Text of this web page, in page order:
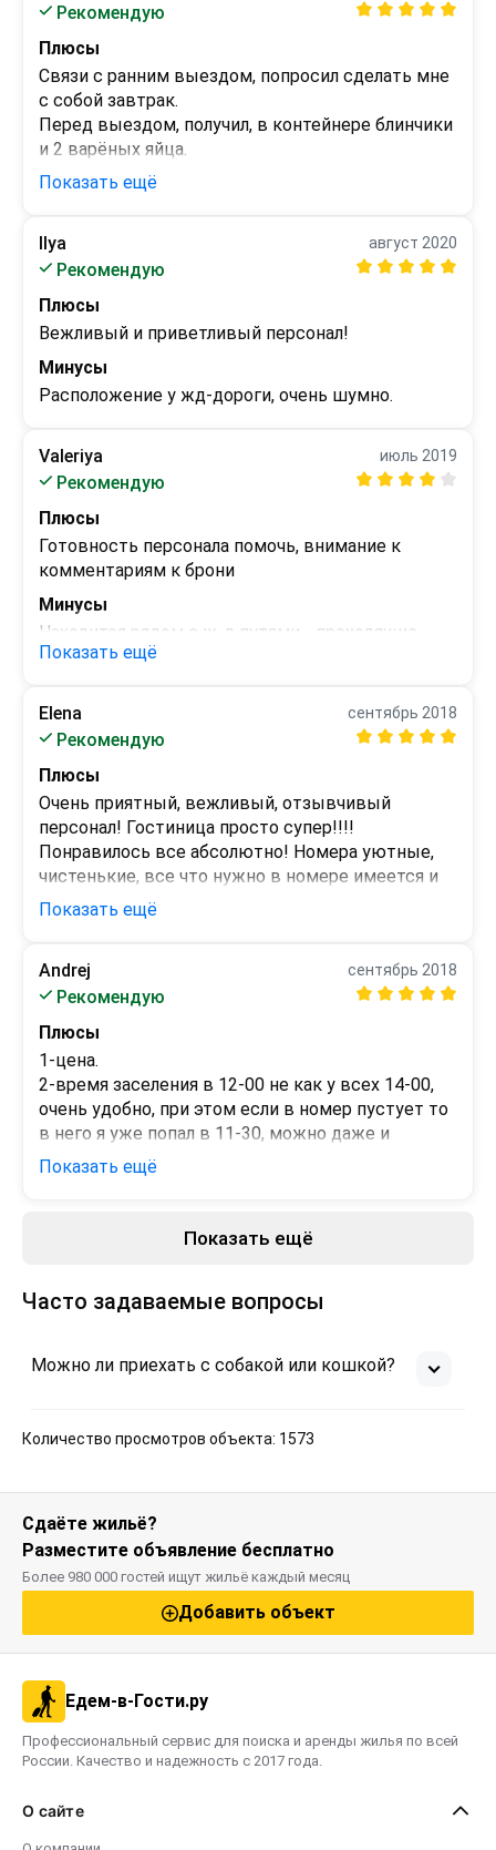
Рекомендую
Плюсы
Связи с ранним выездом, попросил сделать мне
с собой завтрак.
Перед выездом, получил, в контейнере блинчики
и 2 варёных яйца.
Это порадовало.
Шум поездов, нет темных штор, только тюль.
Правда, у меня был угловой номер, эконом
класса, возможно по этому и условия такие.
Показать ещё
Ilya
Рекомендую
август 2020
Плюсы
Вежливый и приветливый персонал!
Минусы
Расположение у жд-дороги, очень шумно.
Valeriya
Рекомендую
июль 2019
Плюсы
Готовность персонала помочь, внимание к
комментариям к брони
Минусы
Находится рядом с ж-д путями - проходящие
поезда мешают спать.
спать утром - днем невозможно
Показать ещё
Elena
Рекомендую
сентябрь 2018
Плюсы
Очень приятный, вежливый, отзывчивый
персонал! Гостиница просто супер!!!!
Понравилось все абсолютно! Номера уютные,
чистенькие, все что нужно в номере имеется и
даже больше))) С удовольствием приеду еще
Минусы
-
Показать ещё
Andrej
Рекомендую
сентябрь 2018
Плюсы
1-цена.
2-время заселения в 12-00 не как у всех 14-00,
очень удобно, при этом если в номер пустует то
в него я уже попал в 11-30, можно даже и
раньше.
3-телевизор на русском
чайник,холодильник микроволновка, и центр.
5-общ територия сделана под дерево, классно.
2 вай фай бесплатно, но слишком слабый сигнал.
да и все на этом.
Показать ещё
Показать ещё
Часто задаваемые вопросы
Можно ли приехать с собакой или кошкой?
Количество просмотров объекта: 1573
Сдаёте жильё?
Разместите объявление бесплатно
Более 980 000 гостей ищут жильё каждый месяц
Добавить объект
Едем-в-Гости.ру
Профессиональный сервис для поиска и аренды жилья по всей
России. Качество и надежность с 2017 года.
О сайте